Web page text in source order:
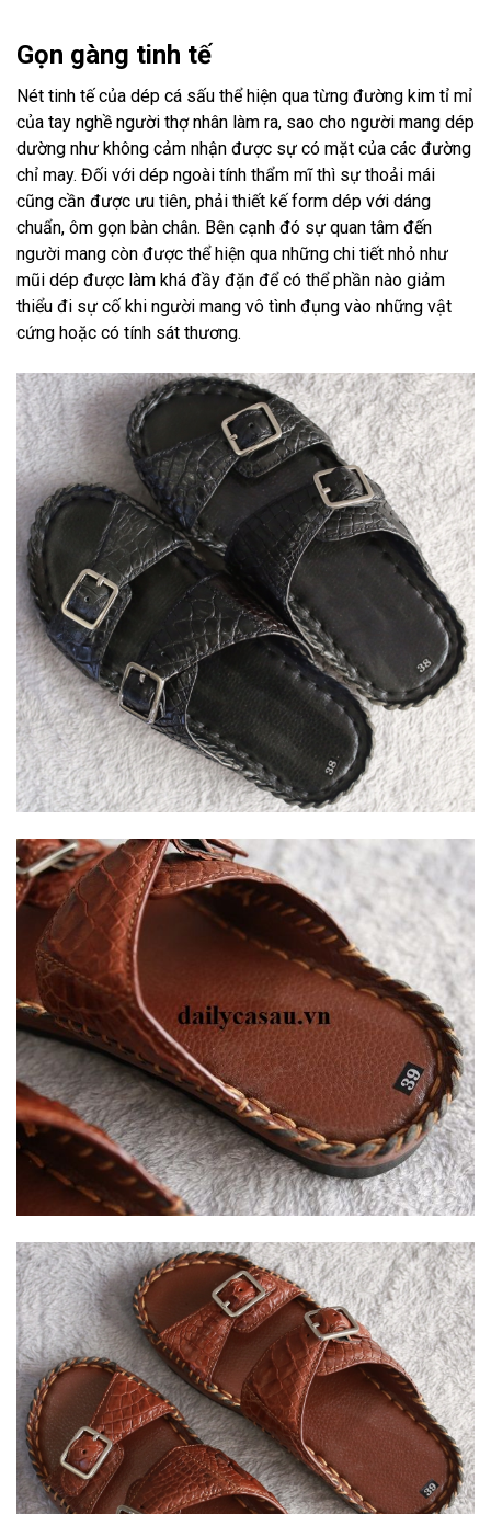
Gọn gàng tinh tế
Nét tinh tế của dép cá sấu thể hiện qua từng đường kim tỉ mỉ
của tay nghề người thợ nhân làm ra, sao cho người mang dép
dường như không cảm nhận được sự có mặt của các đường
chỉ may. Đối với dép ngoài tính thẩm mĩ thì sự thoải mái
cũng cần được ưu tiên, phải thiết kế form dép với dáng
chuẩn, ôm gọn bàn chân. Bên cạnh đó sự quan tâm đến
người mang còn được thể hiện qua những chi tiết nhỏ như
mũi dép được làm khá đầy đặn để có thể phần nào giảm
thiểu đi sự cố khi người mang vô tình đụng vào những vật
cứng hoặc có tính sát thương.